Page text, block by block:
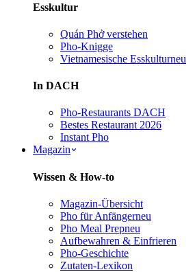
Esskultur
Quán Phở verstehen
Pho-Knigge
Vietnamesische Esskulturneu
In DACH
Pho-Restaurants DACH
Bestes Restaurant 2026
Instant Pho
Magazin
Wissen & How-to
Magazin-Übersicht
Pho für Anfängerneu
Pho Meal Prepneu
Aufbewahren & Einfrieren
Pho-Geschichte
Zutaten-Lexikon